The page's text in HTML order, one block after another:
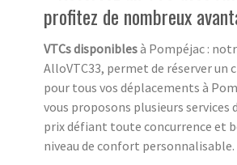
profitez de nombreux
VTCs disponiblesà Pompéjac :
AlloVTC33, permet de réserver un
pour tous vos déplacements à
vous proposons plusieurs services
prix défiant toute concurrence et
niveau de confort personnalisable.